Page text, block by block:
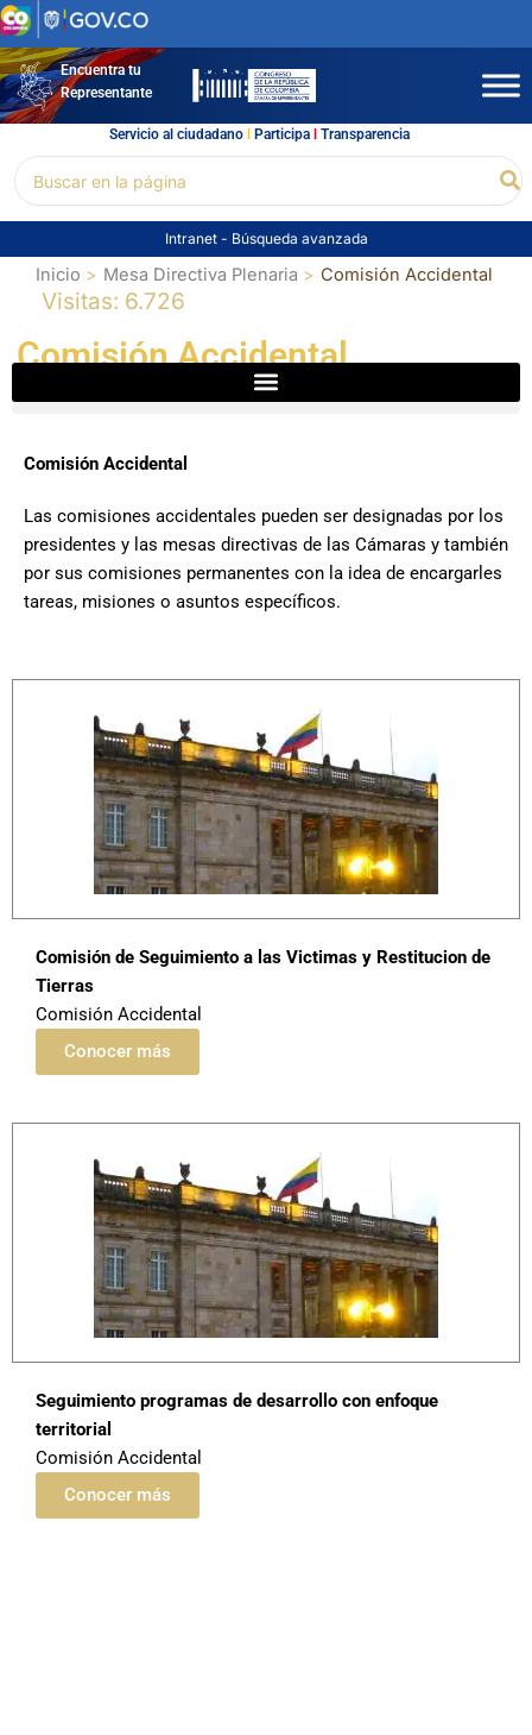
Ir
al
contenidoEncuentra tu
Representante
Servicio al ciudadano l Participal Transparencia
por:
Intranet - Búsqueda avanzada
Inicio Mesa Directiva Plenaria Comisión Accidental
Visitas: 6.726
Comisión Accidental
Comisión Accidental
Las comisiones accidentales pueden ser designadas por los
presidentes y las mesas directivas de las Cámaras y también
por sus comisiones permanentes con la idea de encargarles
tareas, misiones o asuntos específicos.
Comisión de Seguimiento a las Victimas y Restitucion de
Tierras
Comisión Accidental
Conocer más
Seguimiento programas de desarrollo con enfoque
territorial
Comisión Accidental
Conocer más